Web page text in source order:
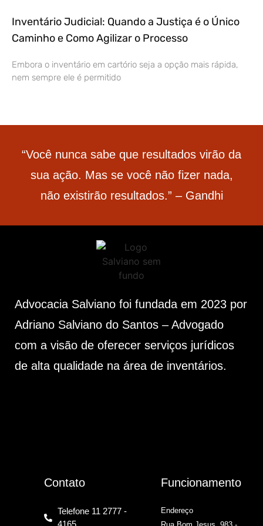
Inventário Judicial: Quando a Justiça é o Único
Caminho e Como Agilizar o Processo
Embora o inventário em cartório seja a opção mais rápida,
nem sempre ele é permitido
“Você nunca sabe que resultados virão da
sua ação. Mas se você não fizer nada,
não existirão resultados.” – Gandhi
Advocacia Salviano foi fundada em 2023 por
Adriano Salviano do Santos – Advogado
com a visão de oferecer serviços jurídicos
de alta qualidade na área de inventários.
Contato
Telefone 11 2777 -
Funcionamento
Endereço